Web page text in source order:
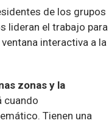
de los grupos
lideran el trabajo para
interactiva a la
zonas y la
cuando
Tienen una